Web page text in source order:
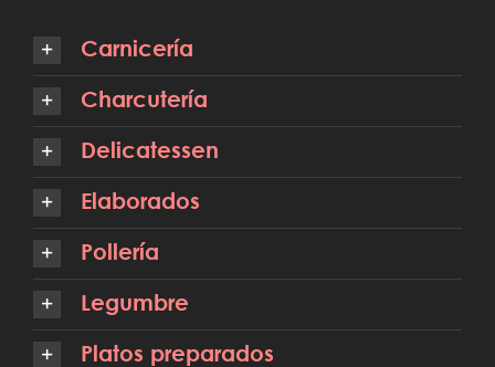
Carnicería
Charcutería
Delicatessen
Elaborados
Pollería
Legumbre
Platos preparados